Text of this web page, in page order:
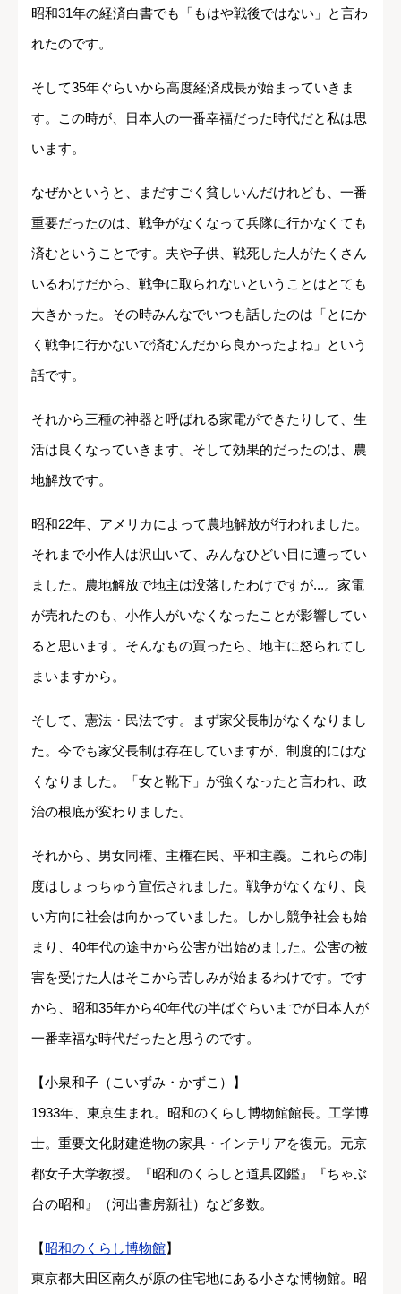
昭和31年の経済白書でも「もはや戦後ではない」と言わ
れたのです。
そして35年ぐらいから高度経済成長が始まっていきま
す。この時が、日本人の一番幸福だった時代だと私は思
います。
なぜかというと、まだすごく貧しいんだけれども、一番
重要だったのは、戦争がなくなって兵隊に行かなくても
済むということです。夫や子供、戦死した人がたくさん
いるわけだから、戦争に取られないということはとても
大きかった。その時みんなでいつも話したのは「とにか
く戦争に行かないで済むんだから良かったよね」という
話です。
それから三種の神器と呼ばれる家電ができたりして、生
活は良くなっていきます。そして効果的だったのは、農
地解放です。
昭和22年、アメリカによって農地解放が行われました。
それまで小作人は沢山いて、みんなひどい目に遭ってい
ました。農地解放で地主は没落したわけですが...。家電
が売れたのも、小作人がいなくなったことが影響してい
ると思います。そんなもの買ったら、地主に怒られてし
まいますから。
そして、憲法・民法です。まず家父長制がなくなりまし
た。今でも家父長制は存在していますが、制度的にはな
くなりました。「女と靴下」が強くなったと言われ、政
治の根底が変わりました。
それから、男女同権、主権在民、平和主義。これらの制
度はしょっちゅう宣伝されました。戦争がなくなり、良
い方向に社会は向かっていました。しかし競争社会も始
まり、40年代の途中から公害が出始めました。公害の被
害を受けた人はそこから苦しみが始まるわけです。です
から、昭和35年から40年代の半ばぐらいまでが日本人が
一番幸福な時代だったと思うのです。
【小泉和子（こいずみ・かずこ）】
1933年、東京生まれ。昭和のくらし博物館館長。工学博
士。重要文化財建造物の家具・インテリアを復元。元京
都女子大学教授。『昭和のくらしと道具図鑑』『ちゃぶ
台の昭和』（河出書房新社）など多数。
【昭和のくらし博物館】
東京都大田区南久が原の住宅地にある小さな博物館。昭